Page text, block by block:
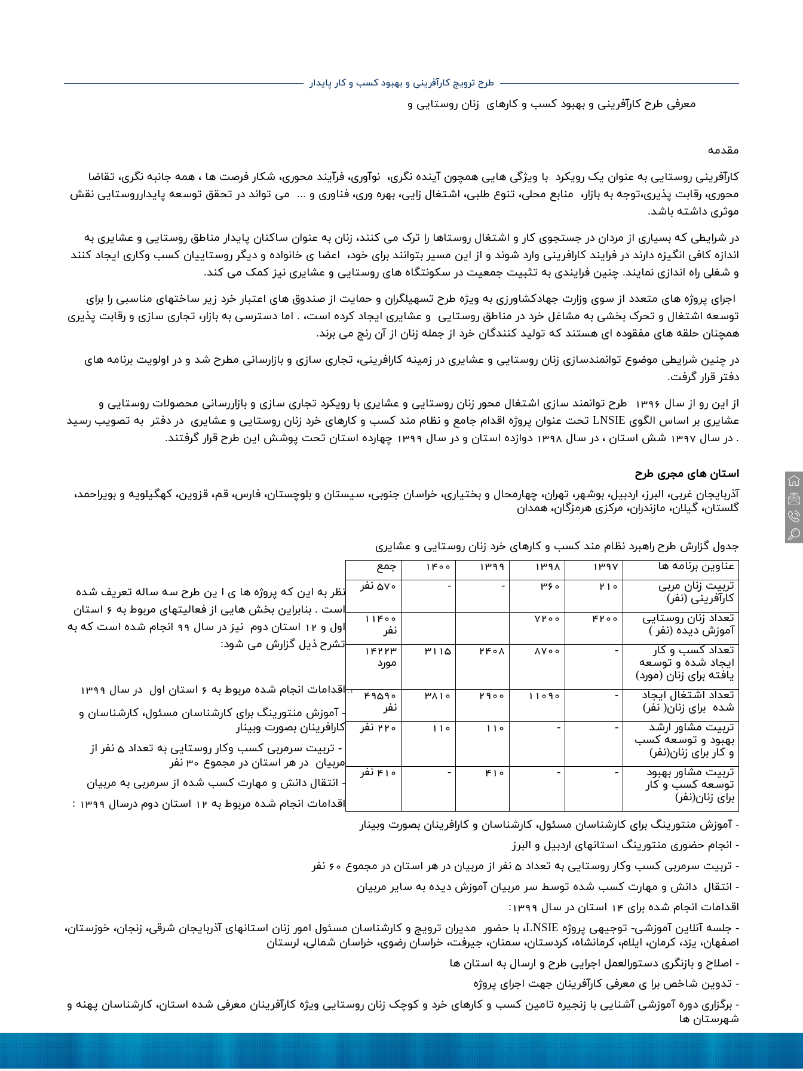
طرح ترویج کارآفرینی و بهبود کسب و کار پایدار
معرفی طرح کارآفرینی و بهبود کسب و کارهای زنان روستایی و
مقدمه
کارآفرینی روستایی به عنوان یک رویکرد با ویژگی هایی همچون آینده نگری، نوآوری، فرآیند محوری، شکار فرصت ها ، همه جانبه نگری، تقاضا
محوری، رقابت پذیری،توجه به بازار، منابع محلی، تنوع طلبی، اشتغال زایی، بهره وری، فناوری و ... می تواند در تحقق توسعه پایدارروستایی نقش
موثری داشته باشد.
در شرایطی که بسیاری از مردان در جستجوی کار و اشتغال روستاها را ترک می کنند، زنان به عنوان ساکنان پایدار مناطق روستایی و عشایری به
اندازه کافی انگیزه دارند در فرایند کارافرینی وارد شوند و از این مسیر بتوانند برای خود، اعضا ی خانواده و دیگر روستاییان کسب وکاری ایجاد کنند
و شغلی راه اندازی نمایند. چنین فرایندی به تثبیت جمعیت در سکونتگاه های روستایی و عشایری نیز کمک می کند.
اجرای پروژه های متعدد از سوی وزارت جهادکشاورزی به ویژه طرح تسهیلگران و حمایت از صندوق های اعتبار خرد زیر ساختهای مناسبی را برای
توسعه اشتغال و تحرک بخشی به مشاغل خرد در مناطق روستایی و عشایری ایجاد کرده است، . اما دسترسی به بازار، تجاری سازی و رقابت پذیری
همچنان حلقه های مفقوده ای هستند که تولید کنندگان خرد از جمله زنان از آن رنج می برند.
در چنین شرایطی موضوع توانمندسازی زنان روستایی و عشایری در زمینه کارافرینی، تجاری سازی و بازارسانی مطرح شد و در اولویت برنامه های
دفتر قرار گرفت.
از این رو از سال 1396 طرح توانمند سازی اشتغال محور زنان روستایی و عشایری با رویکرد تجاری سازی و بازاررسانی محصولات روستایی و
عشایری بر اساس الگوی LNSIE تحت عنوان پروژه اقدام جامع و نظام مند کسب و کارهای خرد زنان روستایی و عشایری در دفتر به تصویب رسید
. در سال 1397 شش استان ، در سال 1398 دوازده استان و در سال 1399 چهارده استان تحت پوشش این طرح قرار گرفتند.
استان های مجری طرح
آذربایجان غربی، البرز، اردبیل، بوشهر، تهران، چهارمحال و بختیاري، خراسان جنوبی، سیستان و بلوچستان، فارس، قم، قزوین، کهگیلویه و بویراحمد،
گلستان، گیلان، مازندران، مرکزي هرمزگان، همدان
جدول گزارش طرح راهبرد نظام مند کسب و کارهای خرد زنان روستایی و عشایری
عناوین برنامه ها
1397
1398
1399
1400
جمع
تربیت زنان مربی
کارآفرینی (نفر)
210
360
-
- 570 نفر
تعداد زنان روستایی
آموزش دیده (نفر )
4200
7200
11400
نفر
تعداد کسب و کار
ایجاد شده و توسعه
یافته برای زنان (مورد)
-
8700
2408
3115
14223
مورد
تعداد اشتغال ایجاد
شده برای زنان( نفر)
-
11090
2900
3810
49590
نفر
تربیت مشاور ارشد
بهبود و توسعه کسب
و کار برای زنان(نفر)
-
-
110
110 220 نفر
تربیت مشاور بهبود
توسعه کسب و کار
برای زنان(نفر)
-
-
410
- 410 نفر
نظر به این که پروژه ها ی ا ین طرح سه ساله تعریف شده
است . بنابراین بخش هایی از فعالیتهای مربوط به 6 استان
اول و 12 استان دوم نیز در سال 99 انجام شده است که به
تشرح ذیل گزارش می شود:
اقدامات انجام شده مربوط به 6 استان اول در سال 1399
- آموزش منتورینگ برای کارشناسان مسئول، کارشناسان و
کارافرینان بصورت وبینار
- تربیت سرمربی کسب وکار روستایی به تعداد 5 نفر از
مربیان در هر استان در مجموع 30 نفر
- انتقال دانش و مهارت کسب شده از سرمربی به مربیان
اقدامات انجام شده مربوط به 12 استان دوم درسال 1399 :
- آموزش منتورینگ برای کارشناسان مسئول، کارشناسان و کارافرینان بصورت وبینار
- انجام حضوری منتورینگ استانهای اردبیل و البرز
- تربیت سرمربی کسب وکار روستایی به تعداد 5 نفر از مربیان در هر استان در مجموع 60 نفر
- انتقال دانش و مهارت کسب شده توسط سر مربیان آموزش دیده به سایر مربیان
اقدامات انجام شده برای 14 استان در سال 1399:
- جلسه آنلاین آموزشی- توجیهی پروژه LNSIE، با حضور مدیران ترویج و کارشناسان مسئول امور زنان استانهای آذربایجان شرقی، زنجان، خوزستان،
اصفهان، یزد، کرمان، ایلام، کرمانشاه، کردستان، سمنان، جیرفت، خراسان رضوی، خراسان شمالی، لرستان
- اصلاح و بازنگری دستورالعمل اجرایی طرح و ارسال به استان ها
- تدوین شاخص برا ی معرفی کارآفرینان جهت اجرای پروژه
- برگزاری دوره آموزشی آشنایی با زنجیره تامین کسب و کارهای خرد و کوچک زنان روستایی ویژه کارآفرینان معرفی شده استان، کارشناسان پهنه و
شهرستان ها